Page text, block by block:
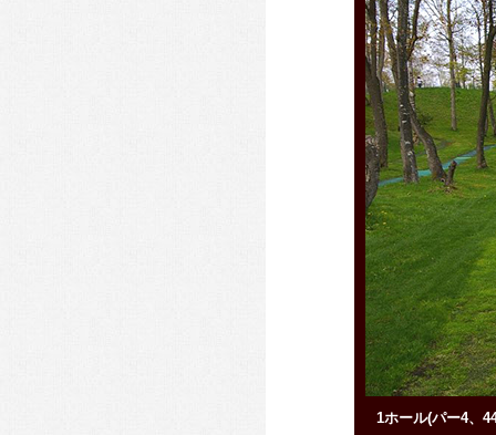
1ホール(パー4、